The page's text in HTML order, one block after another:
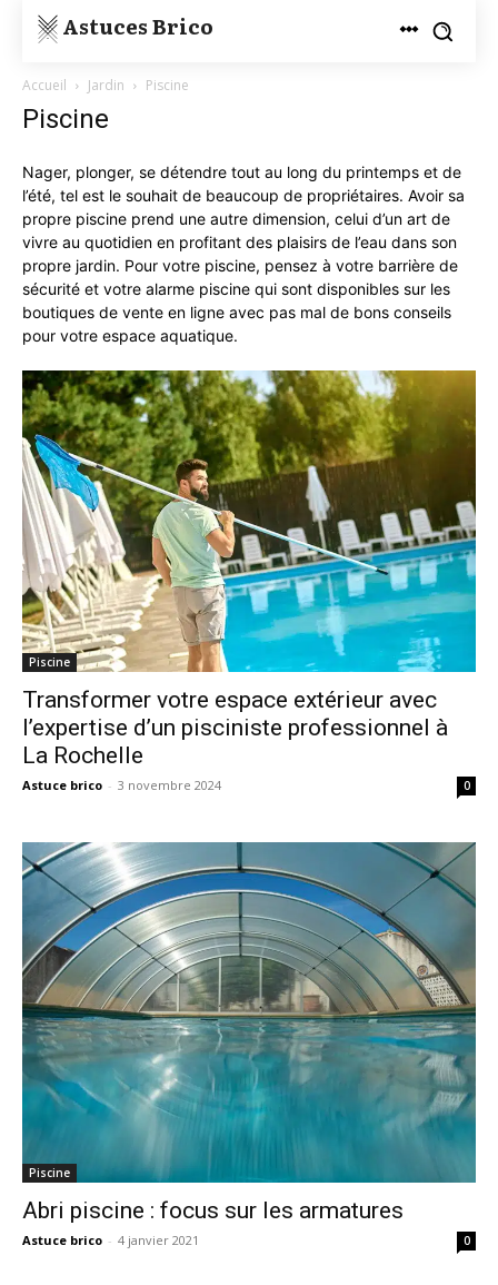
Astuces Brico
Accueil Jardin Piscine
Piscine
Nager, plonger, se détendre tout au long du printemps et de
l’été, tel est le souhait de beaucoup de propriétaires. Avoir sa
propre piscine prend une autre dimension, celui d’un art de
vivre au quotidien en profitant des plaisirs de l’eau dans son
propre jardin. Pour votre piscine, pensez à votre barrière de
sécurité et votre alarme piscine qui sont disponibles sur les
boutiques de vente en ligne avec pas mal de bons conseils
pour votre espace aquatique.
Piscine
Transformer votre espace extérieur avec
l’expertise d’un pisciniste professionnel à
La Rochelle
Astuce brico - 3 novembre 2024 0
Piscine
Abri piscine : focus sur les armatures
Astuce brico - 4 janvier 2021 0